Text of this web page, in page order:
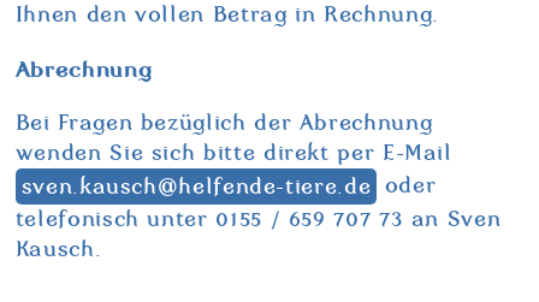
Ihnen den vollen Betrag in Rechnung.
Abrechnung
Bei Fragen bezüglich der Abrechnung
wenden Sie sich bitte direkt per E-Mail
sven.kausch@helfende-tiere.de oder
telefonisch unter 0155 / 659 707 73 an Sven
Kausch.